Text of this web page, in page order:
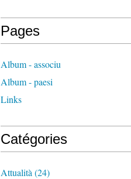
Pages
Album - associu
Album - paesi
Links
Catégories
Attualità (24)